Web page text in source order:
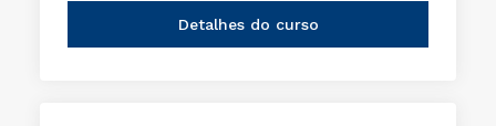
Detalhes do curso